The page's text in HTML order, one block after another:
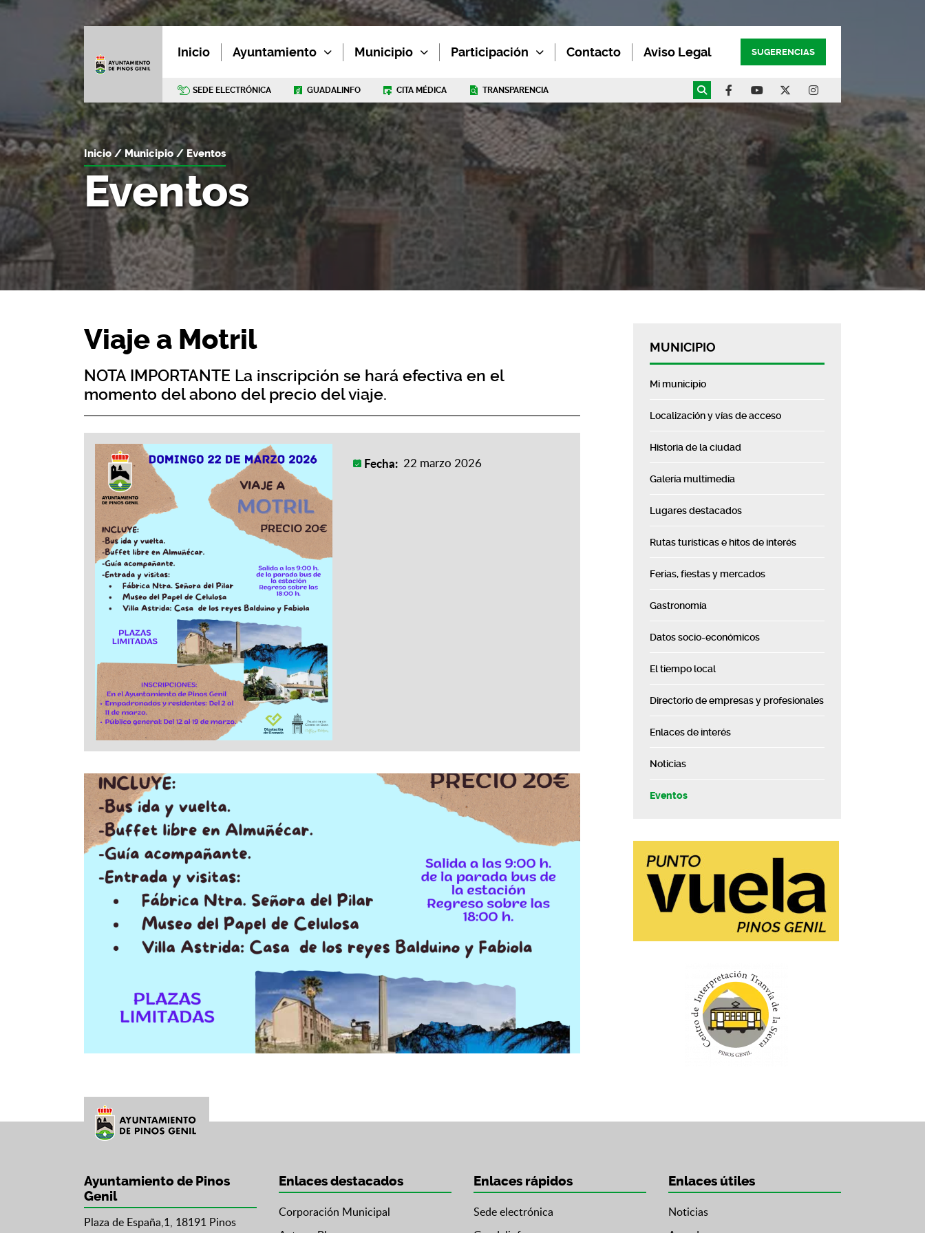
Inicio Ayuntamiento Municipio Participación Contacto Aviso Legal SUGERENCIAS
SEDE ELECTRÓNICA GUADALINFO CITA MÉDICA TRANSPARENCIA
Eventos
Inicio Municipio Eventos
Viaje a Motril
NOTA IMPORTANTE La inscripción se hará efectiva en el
momento del abono del precio del viaje.
Fecha: 22 marzo 2026
MUNICIPIO
Mi municipio
Localización y vías de acceso
Historia de la ciudad
Galería multimedia
Lugares destacados
Rutas turísticas e hitos de interés
Ferias, fiestas y mercados
Gastronomía
Datos socio-económicos
El tiempo local
Directorio de empresas y profesionales
Enlaces de interés
Noticias
Eventos
Ayuntamiento de Pinos
Genil
Plaza de España,1, 18191 Pinos
Enlaces destacados
Corporación Municipal
Enlaces rápidos
Sede electrónica
Enlaces útiles
Noticias